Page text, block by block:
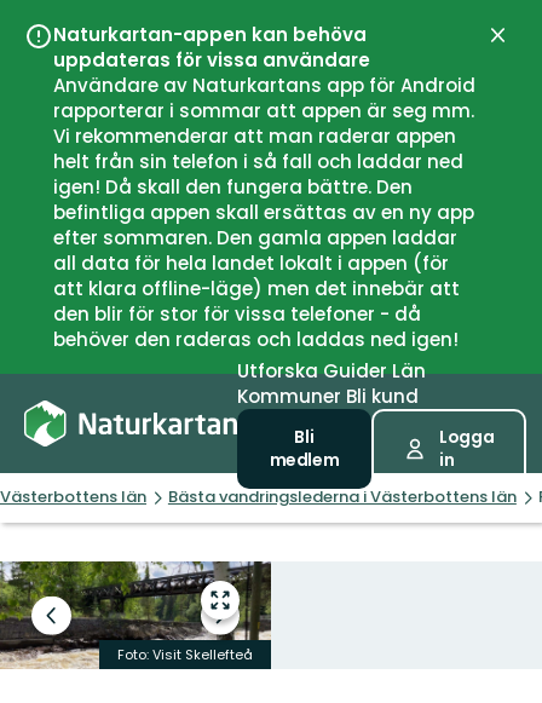
Naturkartan-appen kan behöva
uppdateras för vissa användare
Användare av Naturkartans app för Android
rapporterar i sommar att appen är seg mm.
Vi rekommenderar att man raderar appen
helt från sin telefon i så fall och laddar ned
igen! Då skall den fungera bättre. Den
befintliga appen skall ersättas av en ny app
efter sommaren. Den gamla appen laddar
all data för hela landet lokalt i appen (för
att klara offline-läge) men det innebär att
den blir för stor för vissa telefoner - då
behöver den raderas och laddas ned igen!
UtforskaGuiderLän
Kommuner Bli kund
Bli
medlem
Logga
in
Västerbottens län Bästa vandringslederna i Västerbottens län
Gå
till
helskärmsläge
Föregående
bild
Nästa
bildspel
Foto: Visit Skellefteå